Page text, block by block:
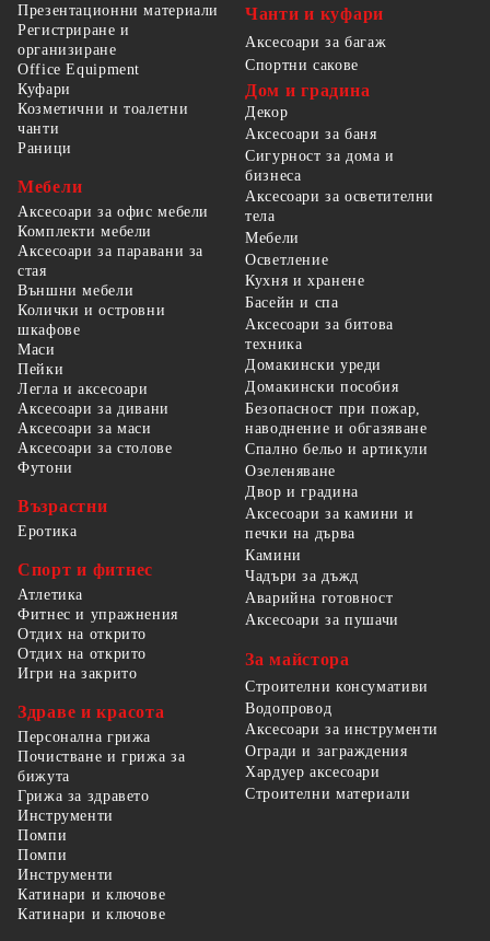
Презентационни материали
Регистриране и
организиране
Office Equipment
Чанти и куфари
Аксесоари за багаж
Спортни сакове
Куфари
Козметични и тоалетни
чанти
Раници
Мебели
Аксесоари за офис мебели
Комплекти мебели
Аксесоари за паравани за
стая
Външни мебели
Колички и островни
шкафове
Маси
Пейки
Легла и аксесоари
Аксесоари за дивани
Аксесоари за маси
Аксесоари за столове
Футони
Възрастни
Еротика
Спорт и фитнес
Атлетика
Фитнес и упражнения
Отдих на открито
Отдих на открито
Игри на закрито
Здраве и красота
Персонална грижа
Почистване и грижа за
бижута
Грижа за здравето
Дом и градина
Декор
Аксесоари за баня
Сигурност за дома и
бизнеса
Аксесоари за осветителни
тела
Мебели
Осветление
Кухня и хранене
Басейн и спа
Аксесоари за битова
техника
Домакински уреди
Домакински пособия
Безопасност при пожар,
наводнение и обгазяване
Спално бельо и артикули
Озеленяване
Двор и градина
Аксесоари за камини и
печки на дърва
Камини
Чадъри за дъжд
Аварийна готовност
Аксесоари за пушачи
За майстора
Строителни консумативи
Водопровод
Аксесоари за инструменти
Огради и заграждения
Хардуер аксесоари
Строителни материали
Инструменти
Помпи
Помпи
Инструменти
Катинари и ключове
Катинари и ключове